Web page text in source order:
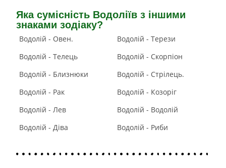
Яка сумісність Водоліїв з іншими
знаками зодіаку?
Водолій - Овен.
Водолій - Терези
Водолій - Телець
Водолій - Скорпіон
Водолій - Близнюки
Водолій - Стрілець.
Водолій - Рак
Водолій - Козоріг
Водолій - Лев
Водолій - Водолій
Водолій - Діва
Водолій - Риби